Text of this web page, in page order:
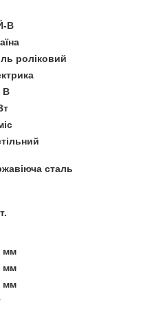
В
роліковий
В
сталь
мм
мм
мм